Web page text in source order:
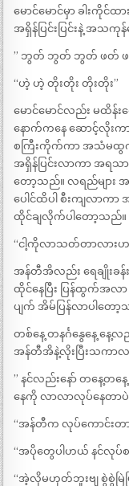
မောင်မောင်မှာ ခါးကိုင်
အရှိန်ပြင်းပြင်းနဲ့ အသကု
” ဘွတ် ဘွတ် ဘွတ် ဖတ်
“ဟဲ့ ဟဲ့ တိုးတိုး တိုးတိုး”
မောင်မောင်လည်း မထိ
နောက်ကနေ ဆောင့်လိုး
စကြီးကိုက်ကာ အသံမထွက်အ
အရှိန်ပြင်းလာကာ အရသာက
တော့သည်။ လရည်များ
ပေါင်ထိပါ စီးကျလာကာ
ထိုင်ချလိုက်ပါတော့သည်။
“ငါ့ကိုလာသတ်တာလားဟ
အန်တီအိလည်း ရေချိုးခ
ထိုင်နေပြီး ပြန်ထွက်အလ
ပျက် အိမ်ပြန်လာပါတော့
တစ်နေ့ တနင်္ဂနွေနေ့ နေ့
အန်တီအိနဲ့လိုးပြီးသကာ
” နင်လည်းနော် တနေ့တ
နေကို လာလာလုပ်နေတာ
“အန်တီက လုပ်ကောင်းတ
“အပိုတွေပါဟယ် နင်လုပ်
“အဲ့လိုမဟုတ်ဘူးဗျ စွဲစွဲ